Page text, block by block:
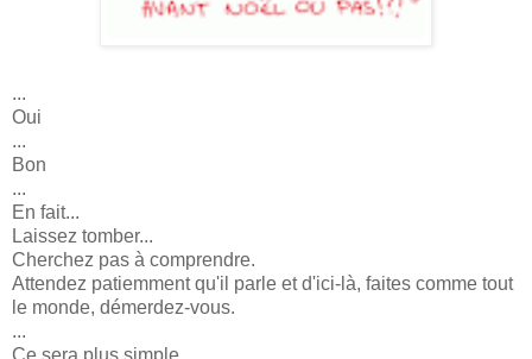
...
Oui
...
Bon
...
En fait...
Laissez tomber...
Cherchez pas à comprendre.
Attendez patiemment qu'il parle et d'ici-là, faites comme tout
le monde, démerdez-vous.
...